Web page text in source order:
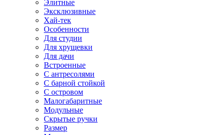
Элитные
Эксклюзивные
Хай-тек
Особенности
Для студии
Для хрущевки
Для дачи
Встроенные
С антресолями
С барной стойкой
С островом
Малогабаритные
Модульные
Скрытые ручки
Размер